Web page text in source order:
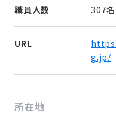
職員人数 307名
URL
g.jp/
所在地